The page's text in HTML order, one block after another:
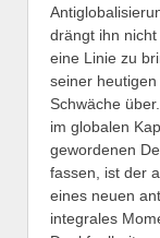
drängt ihn
eine Linie zu
seiner
Schwäche
im globalen
gewordenen
fassen, ist der
eines neuen
integrales